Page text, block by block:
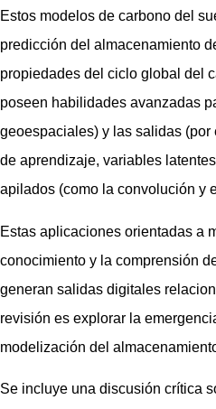
Estos modelos de carbono del
predicción del almacenamiento
propiedades del ciclo global del
poseen habilidades avanzadas
geoespaciales) y las salidas
de aprendizaje, variables
apilados (como la convolución y
Estas aplicaciones orientadas a
conocimiento y la comprensión
generan salidas digitales
revisión es explorar la
modelización del
Se incluye una discusión crítica